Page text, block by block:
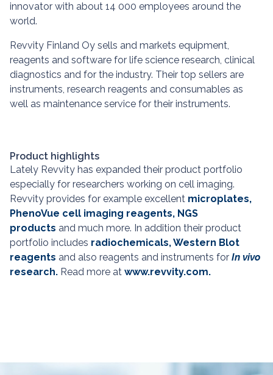
innovator with about 14 000 employees around the
world.
Revvity Finland Oy sells and markets equipment,
reagents and software for life science research, clinical
diagnostics and for the industry. Their top sellers are
instruments, research reagents and consumables as
well as maintenance service for their instruments.
Product highlights
Lately Revvity has expanded their product portfolio
especially for researchers working on cell imaging.
Revvity provides for example excellent microplates,
PhenoVue cell imaging reagents, NGS
products and much more. In addition their product
portfolio includes radiochemicals,Western Blot
reagents and also reagents and instruments for In vivo
research. Read more at www.revvity.com.